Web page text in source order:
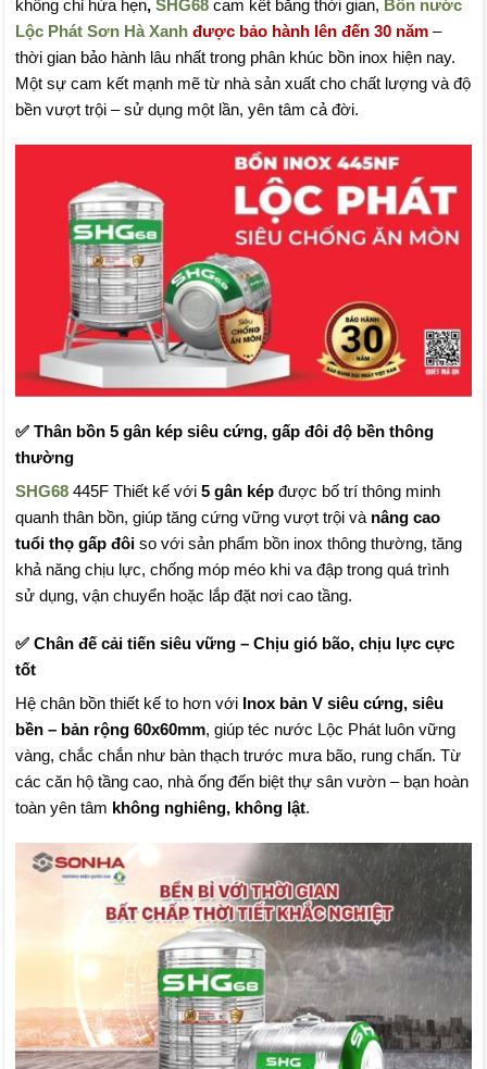
không chỉ hứa hẹn, SHG68cam kết bằng thời gian, Bồn nước
Lộc Phát Sơn Hà Xanh được bảo hành lên đến 30 năm–
thời gian bảo hành lâu nhất trong phân khúc bồn inox hiện nay.
Một sự cam kết mạnh mẽ từ nhà sản xuất cho chất lượng và độ
bền vượt trội – sử dụng một lần, yên tâm cả đời.
✅ Thân bồn 5 gân kép siêu cứng, gấp đôi độ bền thông
thường
SHG68445F Thiết kế với 5 gân képđược bố trí thông minh
quanh thân bồn, giúp tăng cứng vững vượt trội và nâng cao
tuổi thọ gấp đôiso với sản phẩm bồn inox thông thường, tăng
khả năng chịu lực, chống móp méo khi va đập trong quá trình
sử dụng, vận chuyển hoặc lắp đặt nơi cao tầng.
✅ Chân đế cải tiến siêu vững – Chịu gió bão, chịu lực cực
tốt
Hệ chân bồn thiết kế to hơn với Inox bản V siêu cứng, siêu
bền – bản rộng 60x60mm, giúp téc nước Lộc Phát luôn vững
vàng, chắc chắn như bàn thạch trước mưa bão, rung chấn. Từ
các căn hộ tầng cao, nhà ống đến biệt thự sân vườn – bạn hoàn
toàn yên tâm không nghiêng, không lật.